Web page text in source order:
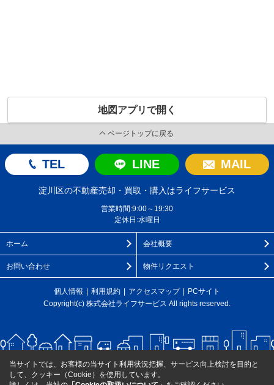
地図アプリで開く
ページトップに戻る
TEL LINE MAIL
淀川区の不動産売却・買取・購入はライフサービス
営業時間:9:00～19:30
定休日:水曜日
ホーム 会社概要
お問い合わせ 物件リクエスト
個人情報 利用規約 アクセスマップ
PCサイト
Copyright(c) 株式会社ライフサービス All rights reserved.
当サイトでは、お客様の当サイト利用状況把握、サービス向上検討を目的と
して、クッキー（Cookie）を使用しています。